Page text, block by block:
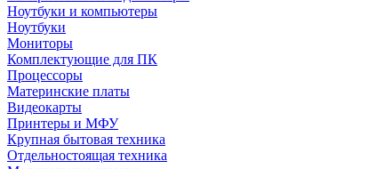
Ноутбуки и компьютеры
Ноутбуки
Мониторы
Комплектующие для ПК
Процессоры
Материнские платы
Видеокарты
Принтеры и МФУ
Крупная бытовая техника
Отдельностоящая техника